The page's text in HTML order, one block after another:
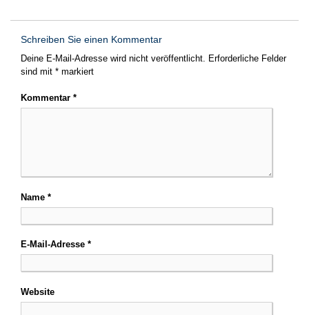
Schreiben Sie einen Kommentar
Deine E-Mail-Adresse wird nicht veröffentlicht. Erforderliche Felder
sind mit * markiert
Kommentar *
Name *
E-Mail-Adresse *
Website